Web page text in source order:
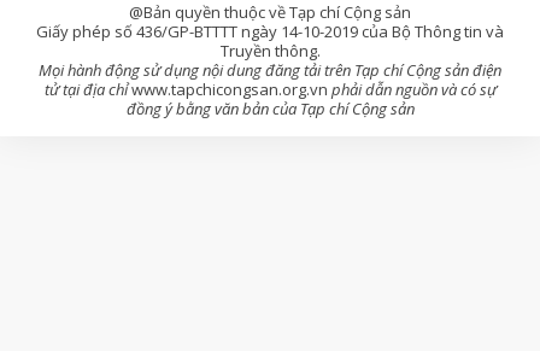
@Bản quyền thuộc về Tạp chí Cộng sản
Giấy phép số 436/GP-BTTTT ngày 14-10-2019 của Bộ Thông tin và
Truyền thông.
Mọi hành động sử dụng nội dung đăng tải trên Tạp chí Cộng sản điện
tử tại địa chỉwww.tapchicongsan.org.vn phải dẫn nguồn và có sự
đồng ý bằng văn bản của Tạp chí Cộng sản